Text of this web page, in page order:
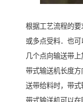
根据工艺流程的
或多点受料．也
几个点向输送带
带式输送机长度
送带给料时，带式